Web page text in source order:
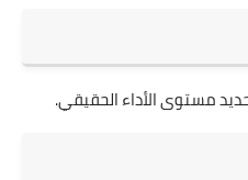
مستوى الأداء الحقيقي.